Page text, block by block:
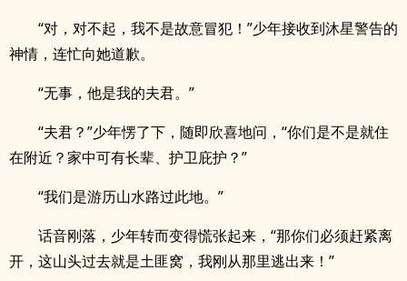
“对，对不起，我不是故意冒犯！”少年接收到沐星警告的
神情，连忙向她道歉。
“无事，他是我的夫君。”
“夫君？”少年愣了下，随即欣喜地问，“你们是不是就住
在附近？家中可有长辈、护卫庇护？”
“我们是游历山水路过此地。”
话音刚落，少年转而变得慌张起来，“那你们必须赶紧离
开，这山头过去就是土匪窝，我刚从那里逃出来！”